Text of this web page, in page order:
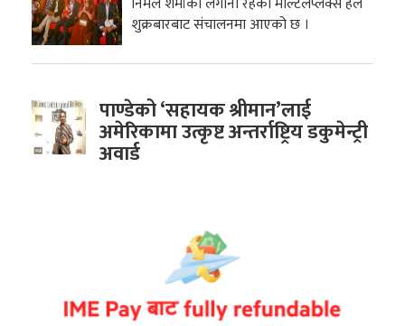
शुक्रबारबाट संचालनमा आएको छ ।
पाण्डेको ‘सहायक श्रीमान’लाई
अमेरिकामा उत्कृष्ट अन्तर्राष्ट्रिय डकुमेन्ट्री
अवार्ड